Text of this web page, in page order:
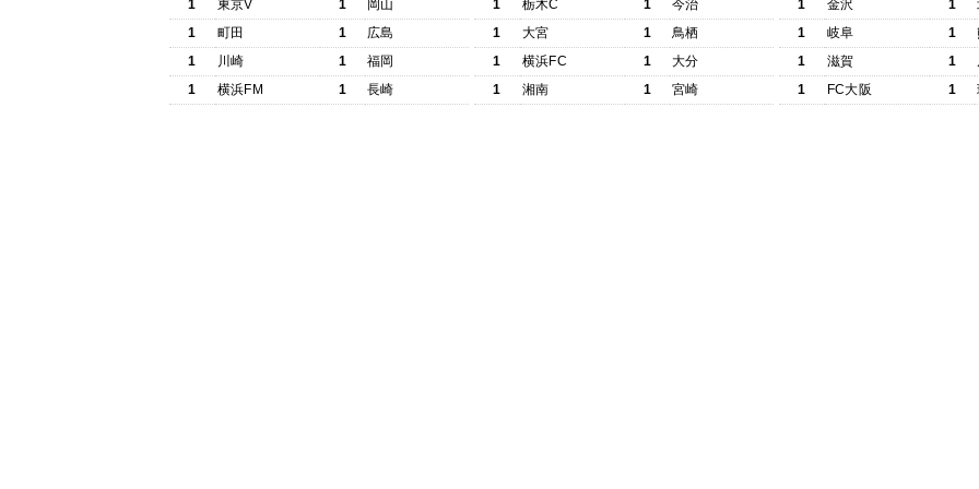
1
東京V 1
岡山
1
町田 1
広島
1
川崎 1
福岡
1
横浜FM 1 長崎
1
栃木C 1
今治
1
大宮 1
鳥栖
1
横浜FC 1
大分
1
湘南 1 宮崎
1
金沢 1
1
岐阜 1
1
滋賀 1
1
FC大阪 1